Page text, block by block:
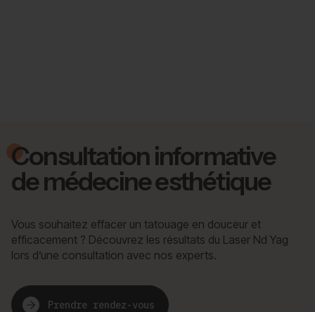
Consultation informative
de médecine esthétique
Vous souhaitez effacer un tatouage en douceur et
efficacement ? Découvrez les résultats du Laser Nd Yag
lors d’une consultation avec nos experts.
Prendre rendez-vous